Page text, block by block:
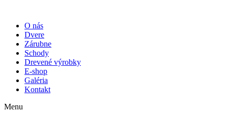
O nás
Dvere
Zárubne
Schody
Drevené výrobky
E-shop
Galéria
Kontakt
Menu